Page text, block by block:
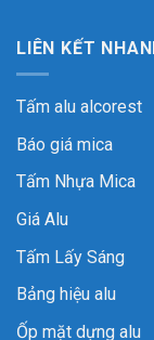
LIÊN KẾT
Tấm alu alcorest
Báo giá mica
Tấm Nhựa Mica
Giá Alu
Tấm Lấy Sáng
Bảng hiệu alu
Ốp mặt dựng alu